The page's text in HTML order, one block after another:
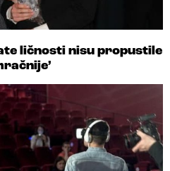
ličnosti nisu propustile